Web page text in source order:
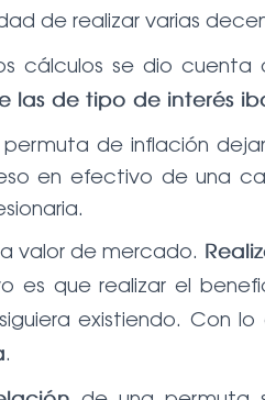
de realizar varias
cálculos se dio
las de tipo de interés
de inflación
en efectivo de una
valor de mercado.
es que realizar el
existiendo. Con
.